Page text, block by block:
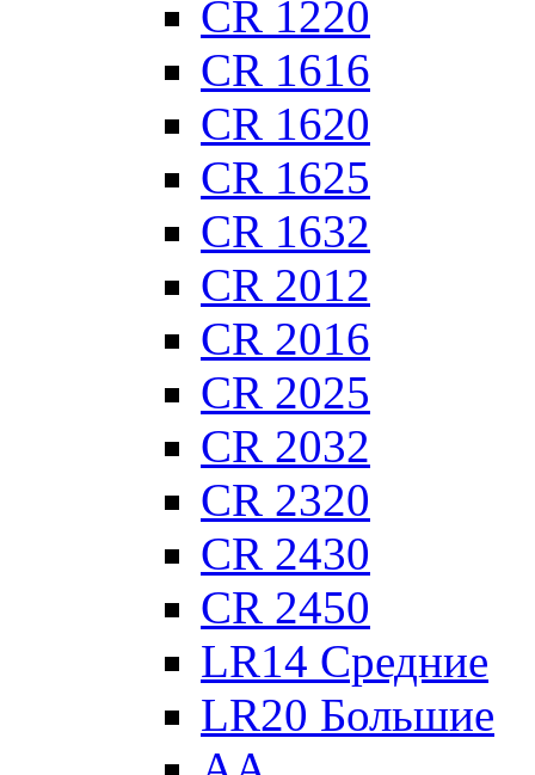
CR 1220
CR 1616
CR 1620
CR 1625
CR 1632
CR 2012
CR 2016
CR 2025
CR 2032
CR 2320
CR 2430
CR 2450
LR14 Средние
LR20 Большие